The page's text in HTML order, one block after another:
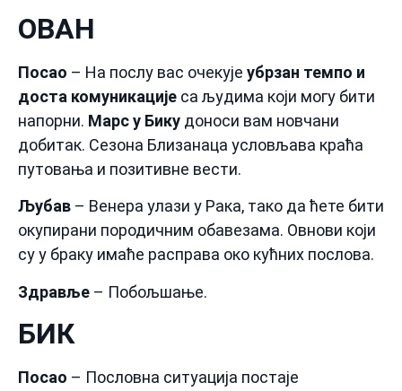
ОВАН
Посао – На послу вас очекује убрзан темпо и
доста комуникације са људима који могу бити
напорни. Марс у Бику доноси вам новчани
добитак. Сезона Близанаца условљава краћа
путовања и позитивне вести.
Љубав – Венера улази у Рака, тако да ћете бити
окупирани породичним обавезама. Овнови који
су у браку имаће расправа око кућних послова.
Здравље – Побољшање.
БИК
Посао – Пословна ситуација постаје